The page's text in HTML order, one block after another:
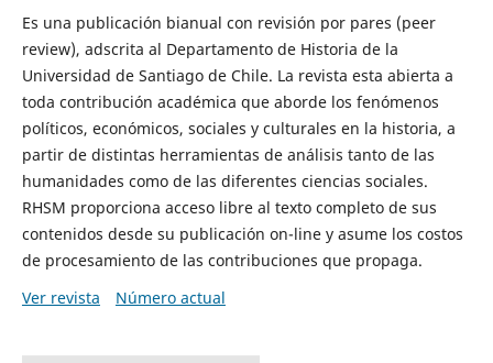
Es una publicación bianual con revisión por pares (peer
review), adscrita al Departamento de Historia de la
Universidad de Santiago de Chile. La revista esta abierta a
toda contribución académica que aborde los fenómenos
políticos, económicos, sociales y culturales en la historia, a
partir de distintas herramientas de análisis tanto de las
humanidades como de las diferentes ciencias sociales.
RHSM proporciona acceso libre al texto completo de sus
contenidos desde su publicación on-line y asume los costos
de procesamiento de las contribuciones que propaga.
Ver revista
Número actual